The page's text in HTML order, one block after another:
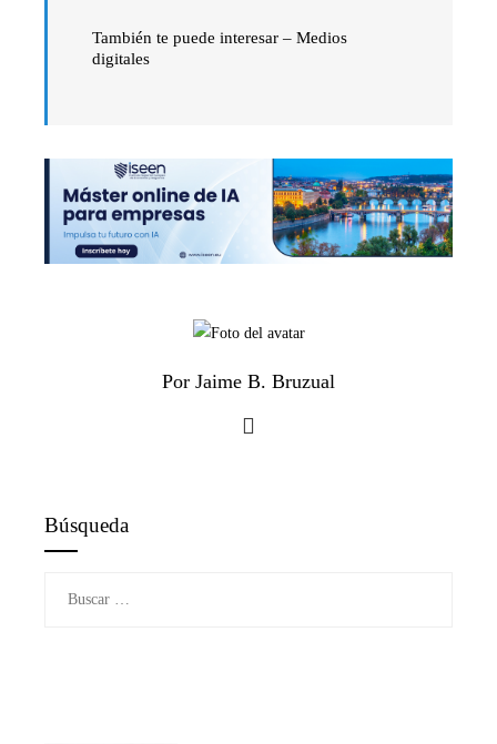
También te puede interesar – Medios
digitales
Por Jaime B. Bruzual
Búsqueda